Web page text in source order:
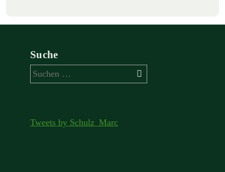
Suche
Suchen
nach:
Tweets by Schulz_Marc